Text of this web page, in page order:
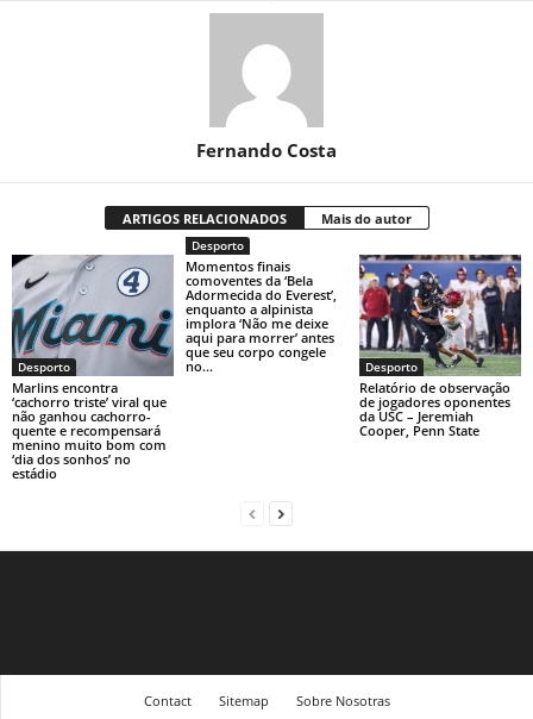
Fernando Costa
ARTIGOS RELACIONADOS Mais do autor
Desporto
Marlins encontra
‘cachorro triste’ viral que
não ganhou cachorro-
quente e recompensará
menino muito bom com
‘dia dos sonhos’ no
estádio
Desporto
Momentos finais
comoventes da ‘Bela
Adormecida do Everest’,
enquanto a alpinista
implora ‘Não me deixe
aqui para morrer’ antes
que seu corpo congele
no...
Desporto
Relatório de observação
de jogadores oponentes
da USC – Jeremiah
Cooper, Penn State
Contact Sitemap Sobre Nosotras